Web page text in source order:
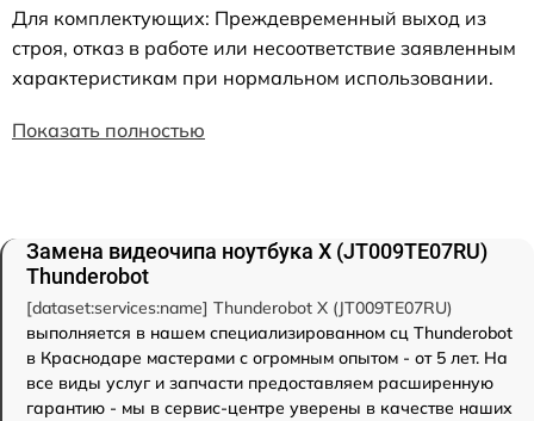
Для комплектующих: Преждевременный выход из
строя, отказ в работе или несоответствие заявленным
характеристикам при нормальном использовании.
Показать полностью
Замена видеочипа ноутбука X (JT009TE07RU)
Thunderobot
[dataset:services:name] Thunderobot X (JT009TE07RU)
выполняется в нашем специализированном сц Thunderobot
в Краснодаре мастерами с огромным опытом - от 5 лет. На
все виды услуг и запчасти предоставляем расширенную
гарантию - мы в сервис-центре уверены в качестве наших